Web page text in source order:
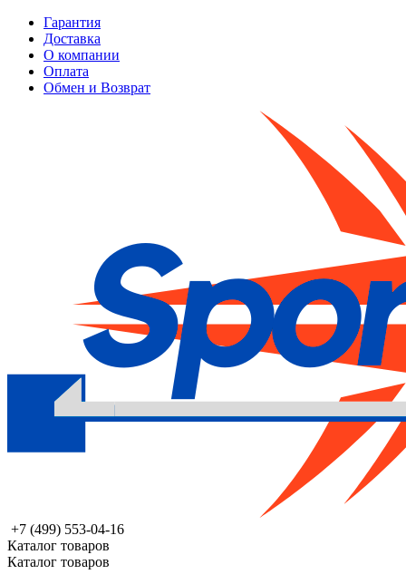
Гарантия
Доставка
О компании
Оплата
Обмен и Возврат
+7 (499) 553-04-16
Каталог товаров
Каталог товаров